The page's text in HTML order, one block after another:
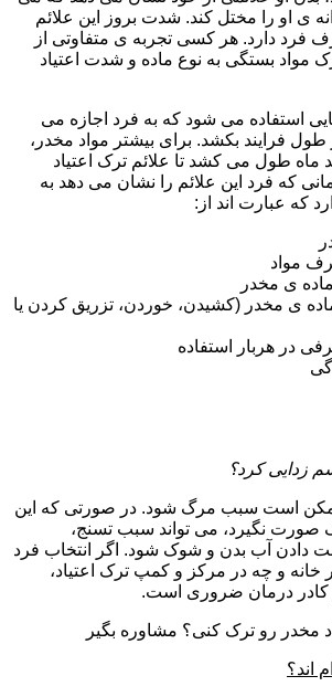
ی او را مختل کند. شدت بروز این علائم
فرد دارد. هر کسی تجربه ی متفاوتی از
مواد بستگی به نوع ماده و شدت اعتیاد
استفاده می شود که به فرد اجازه می
فرایند بکشد. برای بیشتر مواد مخدر،
ماه طول می کشد تا علائم ترک اعتیاد
که فرد این علائم را نشان می دهد به
که عبارت اند از:
مواد
ی مخدر
ی مخدر (کشیدن، خوردن، تزریق کردن یا
در هربار استفاده
زدایی کرد؟
است سبب مرگ شود. در صورتی که این
صورت نگیرد، می تواند سبب تسنج،
دادن آب بدن و شوک شود. اگر انتخاب فرد
خانه و چه در مرکز و کمپ ترک اعتیاد،
درمان ضروری است.
رو ترک کنی؟ مشاوره بگیر
اند؟